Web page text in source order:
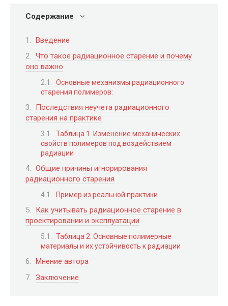
Содержание
Введение
Что такое радиационное старение и почему
оно важно
Основные механизмы радиационного
старения полимеров:
Последствия неучета радиационного
старения на практике
Таблица 1. Изменение механических
свойств полимеров под воздействием
радиации
Общие причины игнорирования
радиационного старения
Пример из реальной практики
Как учитывать радиационное старение в
проектировании и эксплуатации
Таблица 2. Основные полимерные
материалы и их устойчивость к радиации
Мнение автора
Заключение